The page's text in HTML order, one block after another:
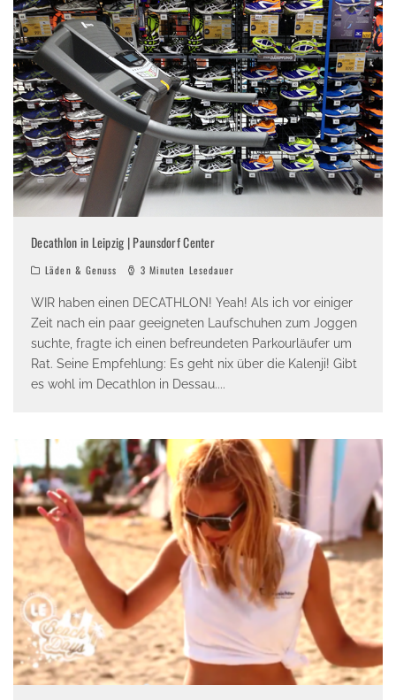
Decathlon in Leipzig | Paunsdorf Center
Läden & Genuss 3 Minuten Lesedauer
WIR haben einen DECATHLON! Yeah! Als ich vor einiger
Zeit nach ein paar geeigneten Laufschuhen zum Joggen
suchte, fragte ich einen befreundeten Parkourläufer um
Rat. Seine Empfehlung: Es geht nix über die Kalenji! Gibt
es wohl im Decathlon in Dessau....